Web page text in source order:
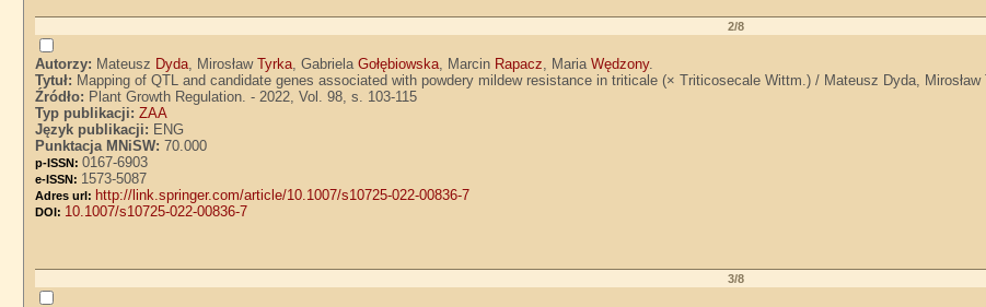
2/8
Autorzy: Mateusz Dyda, MirosławTyrka, GabrielaGołębiowska, Marcin Rapacz, MariaWędzony.
Tytuł: Mapping of QTL and candidate genes associated with powdery mildew resistance in triticale (× Triticosecale Wittm.) / Mateusz Dyda,
Źródło: Plant Growth Regulation. - 2022, Vol. 98, s. 103-115
Typ publikacji:ZAA
Język publikacji: ENG
Punktacja MNiSW:70.000
p-ISSN:0167-6903
e-ISSN: 1573-5087
Adres url: http://link.springer.com/article/10.1007/s10725-022-00836-7
DOI: 10.1007/s10725-022-00836-7
3/8